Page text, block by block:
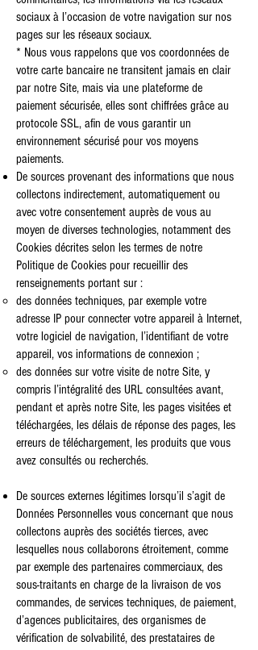
sociaux à l’occasion de votre navigation sur nos
pages sur les réseaux sociaux.
* Nous vous rappelons que vos coordonnées de
votre carte bancaire ne transitent jamais en clair
par notre Site, mais via une plateforme de
paiement sécurisée, elles sont chiffrées grâce au
protocole SSL, afin de vous garantir un
environnement sécurisé pour vos moyens
paiements.
De sources provenant des informations que nous
collectons indirectement, automatiquement ou
avec votre consentement auprès de vous au
moyen de diverses technologies, notamment des
Cookies décrites selon les termes de notre
Politique de Cookies pour recueillir des
renseignements portant sur :
des données techniques, par exemple votre
adresse IP pour connecter votre appareil à Internet,
votre logiciel de navigation, l’identifiant de votre
appareil, vos informations de connexion ;
des données sur votre visite de notre Site, y
compris l’intégralité des URL consultées avant,
pendant et après notre Site, les pages visitées et
téléchargées, les délais de réponse des pages, les
erreurs de téléchargement, les produits que vous
avez consultés ou recherchés.
De sources externes légitimes lorsqu’il s’agit de
Données Personnelles vous concernant que nous
collectons auprès des sociétés tierces, avec
lesquelles nous collaborons étroitement, comme
par exemple des partenaires commerciaux, des
sous-traitants en charge de la livraison de vos
commandes, de services techniques, de paiement,
d’agences publicitaires, des organismes de
vérification de solvabilité, des prestataires de